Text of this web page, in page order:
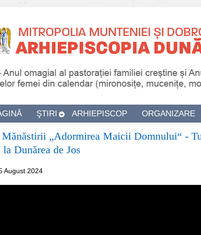
ŞTIRI ARHIEPISCOP ORGANIZARE
„Adormirea Maicii Domnului“ -
Dunărea de Jos
August 2024